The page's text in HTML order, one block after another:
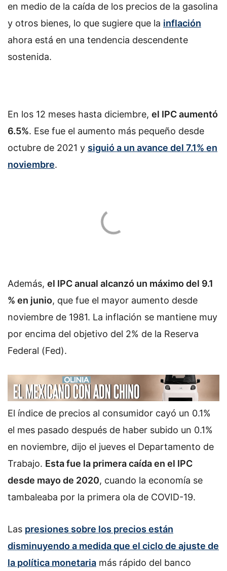
en medio de la caída de los precios de la gasolina
y otros bienes, lo que sugiere que la inflación
ahora está en una tendencia descendente
sostenida.
En los 12 meses hasta diciembre, el IPC aumentó
6.5%. Ese fue el aumento más pequeño desde
octubre de 2021 y siguió a un avance del 7.1% en
noviembre.
Además, el IPC anual alcanzó un máximo del 9.1
% en junio, que fue el mayor aumento desde
noviembre de 1981. La inflación se mantiene muy
por encima del objetivo del 2% de la Reserva
Federal (Fed).
El índice de precios al consumidor cayó un 0.1%
el mes pasado después de haber subido un 0.1%
en noviembre, dijo el jueves el Departamento de
Trabajo. Esta fue la primera caída en el IPC
desde mayo de 2020, cuando la economía se
tambaleaba por la primera ola de COVID-19.
Las presiones sobre los precios están
disminuyendo a medida que el ciclo de ajuste de
la política monetaria más rápido del banco